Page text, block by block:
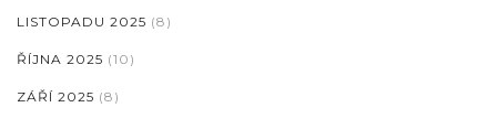
LISTOPADU 2025 (8)
ŘÍJNA 2025 (10)
ZÁŘÍ 2025 (8)